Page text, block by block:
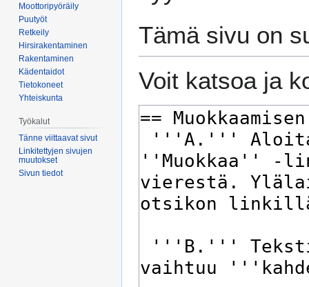
Tämä sivu on
Voit katsoa ja
Moottoripyöräily
Puutyöt
Retkeily
Hirsirakentaminen
Rakentaminen
Kädentaidot
Tietokoneet
Yhteiskunta
Työkalut
Tänne viittaavat sivut
Linkitettyjen sivujen
muutokset
Sivun tiedot